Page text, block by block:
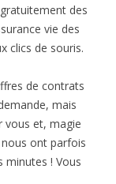
des
vie des
clics de souris.
de contrats
mais
vous et, magie
ont parfois
minutes ! Vous